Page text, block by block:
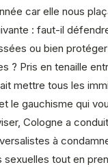
car elle nous
: faut-il
ou bien
? Pris en tenaille
mettre tous les
le gauchisme qui
Cologne a
à
sexuelles tout en